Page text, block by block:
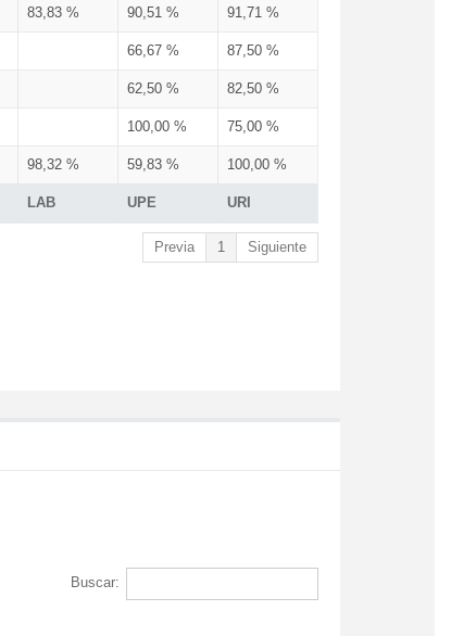
LAB UPE URI
83,83 % 90,51 % 91,71 %
66,67 % 87,50 %
62,50 % 82,50 %
100,00 % 75,00 %
98,32 % 59,83 % 100,00 %
Previa 1 Siguiente
Buscar: